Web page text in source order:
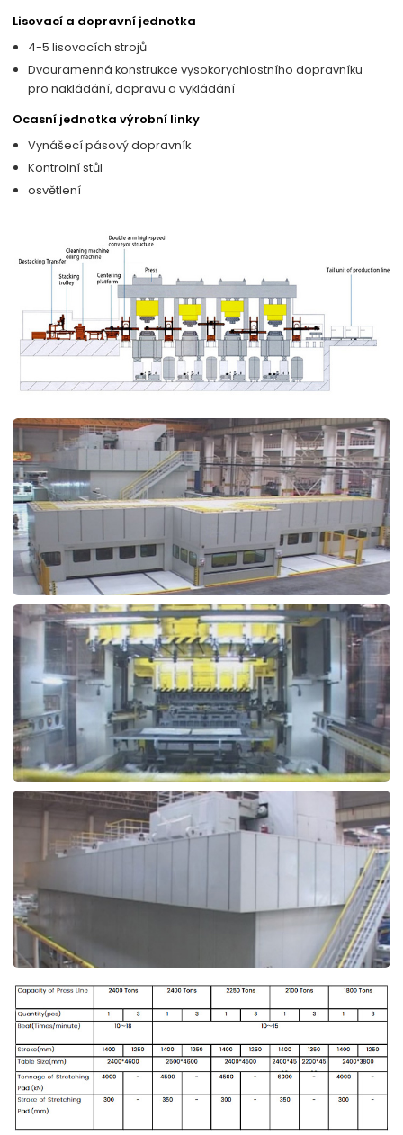
Lisovací a dopravní jednotka
4-5 lisovacích strojů
Dvouramenná konstrukce vysokorychlostního dopravníku
pro nakládání, dopravu a vykládání
Ocasní jednotka výrobní linky
Vynášecí pásový dopravník
Kontrolní stůl
osvětlení